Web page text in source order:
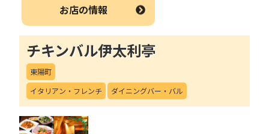
お店の情報
チキンバル伊太利亭
東陽町
イタリアン・フレンチ
ダイニングバー・バル